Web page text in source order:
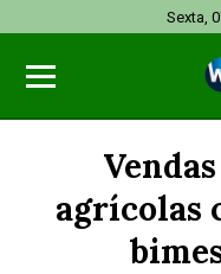
Sexta,
agrícolas